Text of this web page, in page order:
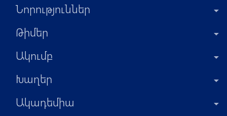
Նորություններ
Թիմեր
Ակումբ
Խաղեր
Ակադեմիա